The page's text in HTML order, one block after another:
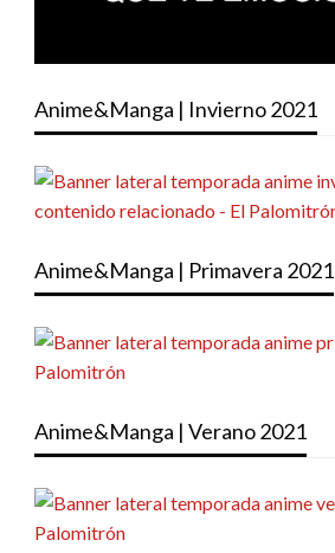
Anime&Manga | Invierno 2021
Anime&Manga | Primavera 2021
Anime&Manga | Verano 2021